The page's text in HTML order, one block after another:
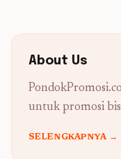
About Us
untuk promosi
SELENGKAPNYA →